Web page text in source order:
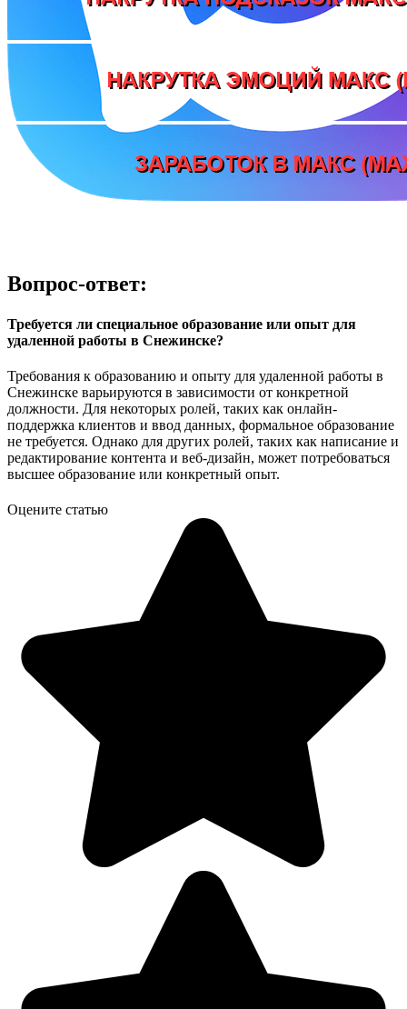
Вопрос-ответ:
Требуется ли специальное образование или опыт для
удаленной работы в Снежинске?
Требования к образованию и опыту для удаленной работы в
Снежинске варьируются в зависимости от конкретной
должности. Для некоторых ролей, таких как онлайн-
поддержка клиентов и ввод данных, формальное образование
не требуется. Однако для других ролей, таких как написание и
редактирование контента и веб-дизайн, может потребоваться
высшее образование или конкретный опыт.
Оцените статью